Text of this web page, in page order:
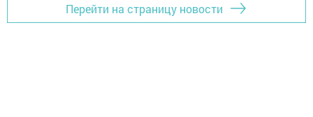
Перейти на страницу новости